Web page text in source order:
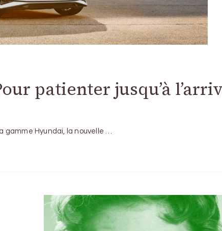
patienter jusqu’à
gamme Hyundai, la nouvelle …